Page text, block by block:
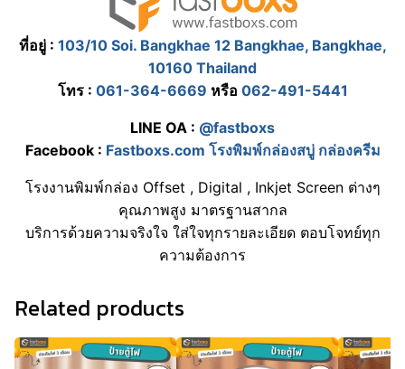
ที่อยู่ : 103/10 Soi. Bangkhae 12 Bangkhae, Bangkhae,
10160 Thailand
โทร : 061-364-6669 หรือ 062-491-5441
LINE OA : @fastboxs
Facebook : Fastboxs.com โรงพิมพ์กล่องสบู่ กล่องครีม
โรงงานพิมพ์กล่อง Offset , Digital , Inkjet Screen ต่างๆ
คุณภาพสูง มาตรฐานสากล
บริการด้วยความจริงใจ ใส่ใจทุกรายละเอียด ตอบโจทย์ทุก
ความต้องการ
Related products